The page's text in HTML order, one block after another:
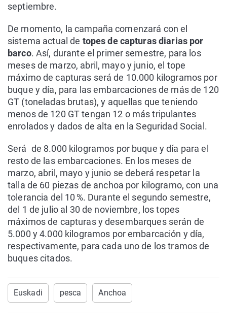
septiembre.
De momento, la campaña comenzará con el
sistema actual de topes de capturas diarias por
barco. Así, durante el primer semestre, para los
meses de marzo, abril, mayo y junio, el tope
máximo de capturas será de 10.000 kilogramos por
buque y día, para las embarcaciones de más de 120
GT (toneladas brutas), y aquellas que teniendo
menos de 120 GT tengan 12 o más tripulantes
enrolados y dados de alta en la Seguridad Social.
Será de 8.000 kilogramos por buque y día para el
resto de las embarcaciones. En los meses de
marzo, abril, mayo y junio se deberá respetar la
talla de 60 piezas de anchoa por kilogramo, con una
tolerancia del 10 %. Durante el segundo semestre,
del 1 de julio al 30 de noviembre, los topes
máximos de capturas y desembarques serán de
5.000 y 4.000 kilogramos por embarcación y día,
respectivamente, para cada uno de los tramos de
buques citados.
Euskadi pesca Anchoa